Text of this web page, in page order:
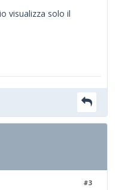
visualizza solo il
#3